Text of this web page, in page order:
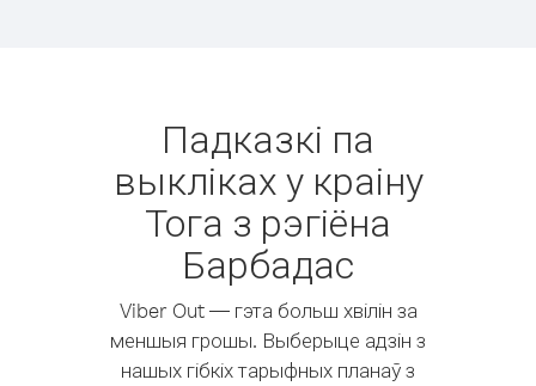
Падказкі па
выкліках у краіну
Тога з рэгіёна
Барбадас
Viber Out — гэта больш хвілін за
меншыя грошы. Выберыце адзін з
нашых гібкіх тарыфных планаў з